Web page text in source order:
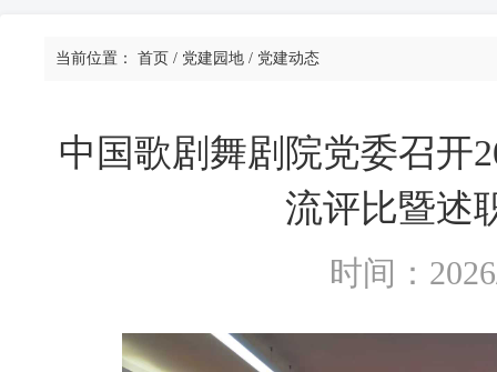
当前位置： 首页 / 党建园地 / 党建动态
中国歌剧舞剧院党委召开
流评比暨述
时间：